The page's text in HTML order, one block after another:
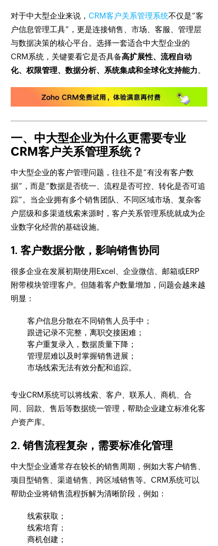
对于中大型企业来说， CRM客户关系管理系统不仅是“客
户信息管理工具”，更是连接销售、市场、客服、管理层
与数据决策的核心平台。选择一套适合中大型企业的
CRM系统，关键要看它是否具备高扩展性、流程自动
化、权限管理、数据分析、系统集成和全球化支持能力。
一、中大型企业为什么更需要专业
CRM客户关系管理系统？
中大型企业的客户管理问题，往往不是“有没有客户数
据”，而是“数据是否统一、流程是否可控、转化是否可追
踪”。当企业拥有多个销售团队、不同区域市场、复杂客
户层级和多渠道线索来源时，客户关系管理系统就成为企
业数字化经营的基础设施。
1. 客户数据分散，影响销售协同
很多企业在发展初期使用Excel、企业微信、邮箱或ERP
附带模块管理客户。但随着客户数量增加，问题会越来越
明显：
客户信息分散在不同销售人员手中；
跟进记录不完整，离职交接困难；
客户重复录入，数据质量下降；
管理层难以及时掌握销售进展；
市场线索无法有效分配和追踪。
专业CRM系统可以将线索、客户、联系人、商机、合
同、回款、售后等数据统一管理，帮助企业建立标准化客
户资产库。
2. 销售流程复杂，需要标准化管理
中大型企业通常存在较长的销售周期，例如大客户销售、
项目型销售、渠道销售、跨区域销售等。CRM系统可以
帮助企业将销售流程拆解为清晰阶段，例如：
线索获取；
线索培育；
商机创建；